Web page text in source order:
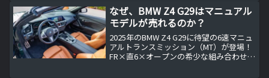
M3の価値を持つものなのでしょうか？
BMW...
なぜ、BMW Z4 G29はマニュアル
モデルが売れるのか？
2025年のBMW Z4 G29に待望の6速マニュ
アルトランスミッション（MT）が登場！
FR×直6×オープンの希少な組み合わせを